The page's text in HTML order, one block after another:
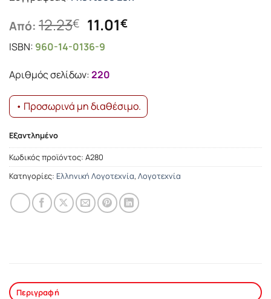
Από: 12.23€ Original
price
was:
12.23€.
11.01€Η
ISBN: 960-14-0136-9
Αριθμός σελίδων:220
• Προσωρινά μη διαθέσιμο.
Εξαντλημένο
Κωδικός προϊόντος: Α280
Κατηγορίες: Ελληνική Λογοτεχνία, Λογοτεχνία
Περιγραφή